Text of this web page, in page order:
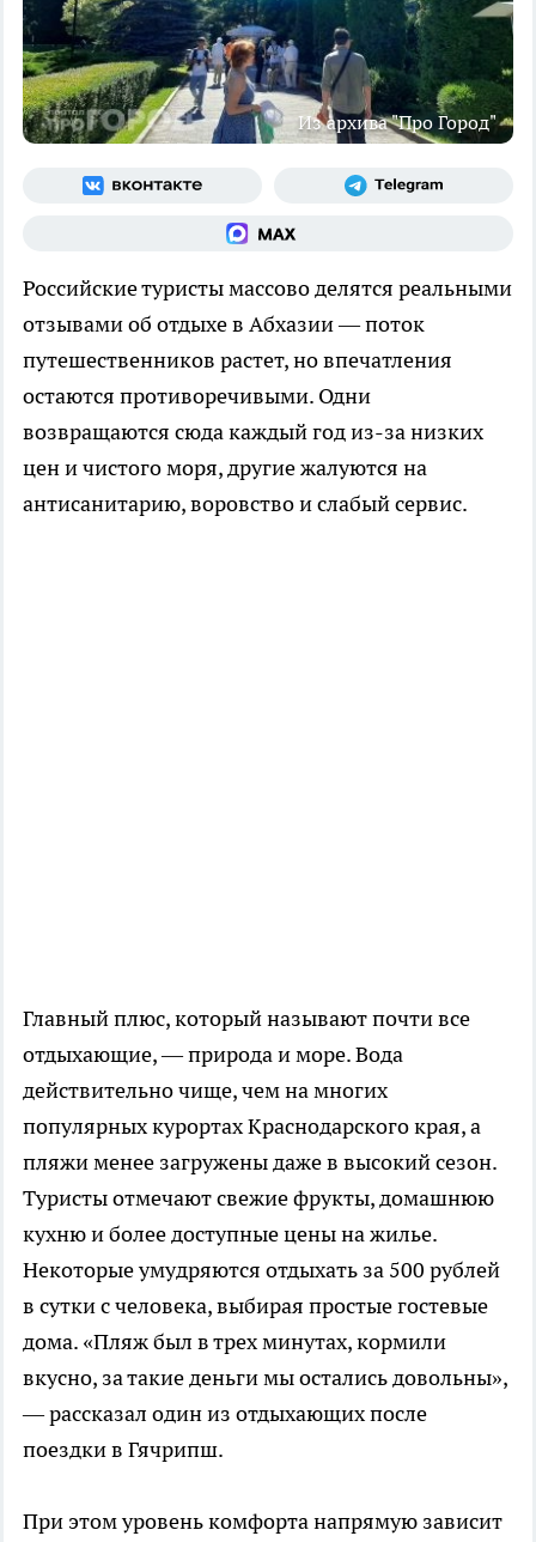
Из архива "Про Город"
Российские туристы массово делятся реальными
отзывами об отдыхе в Абхазии — поток
путешественников растет, но впечатления
остаются противоречивыми. Одни
возвращаются сюда каждый год из-за низких
цен и чистого моря, другие жалуются на
антисанитарию, воровство и слабый сервис.
Главный плюс, который называют почти все
отдыхающие, — природа и море. Вода
действительно чище, чем на многих
популярных курортах Краснодарского края, а
пляжи менее загружены даже в высокий сезон.
Туристы отмечают свежие фрукты, домашнюю
кухню и более доступные цены на жилье.
Некоторые умудряются отдыхать за 500 рублей
в сутки с человека, выбирая простые гостевые
дома. «Пляж был в трех минутах, кормили
вкусно, за такие деньги мы остались довольны»,
— рассказал один из отдыхающих после
поездки в Гячрипш.
При этом уровень комфорта напрямую зависит